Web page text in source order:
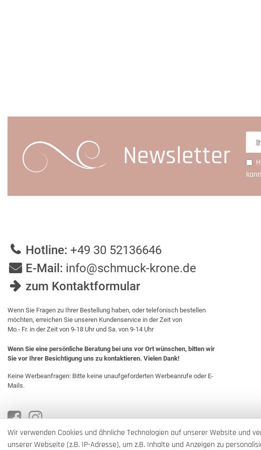
Newsletter
Hotline: +49 30 52136646
E-Mail: info@schmuck-krone.de
zum Kontaktformular
Wenn Sie Fragen zu Ihrer Bestellung haben, oder telefonisch bestellen
möchten, erreichen Sie unseren Kundenservice in der Zeit von
Mo.- Fr. in der Zeit von 9-18 Uhr und Sa. von 9-14 Uhr
Wenn Sie eine persönliche Beratung bei uns vor Ort wünschen, bitten wir
Sie vor Ihrer Besichtigung uns zu kontaktieren. Vielen Dank!
Keine Werbeanfragen: Bitte keine unaufgeforderten Werbeanrufe oder E-
Mails.
Wir verwenden Cookies und ähnliche Technologien auf unserer Website und
unserer Webseite (z.B. IP-Adresse), um z.B. Inhalte und Anzeigen zu